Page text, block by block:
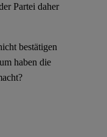
Partei daher
bestätigen
haben die